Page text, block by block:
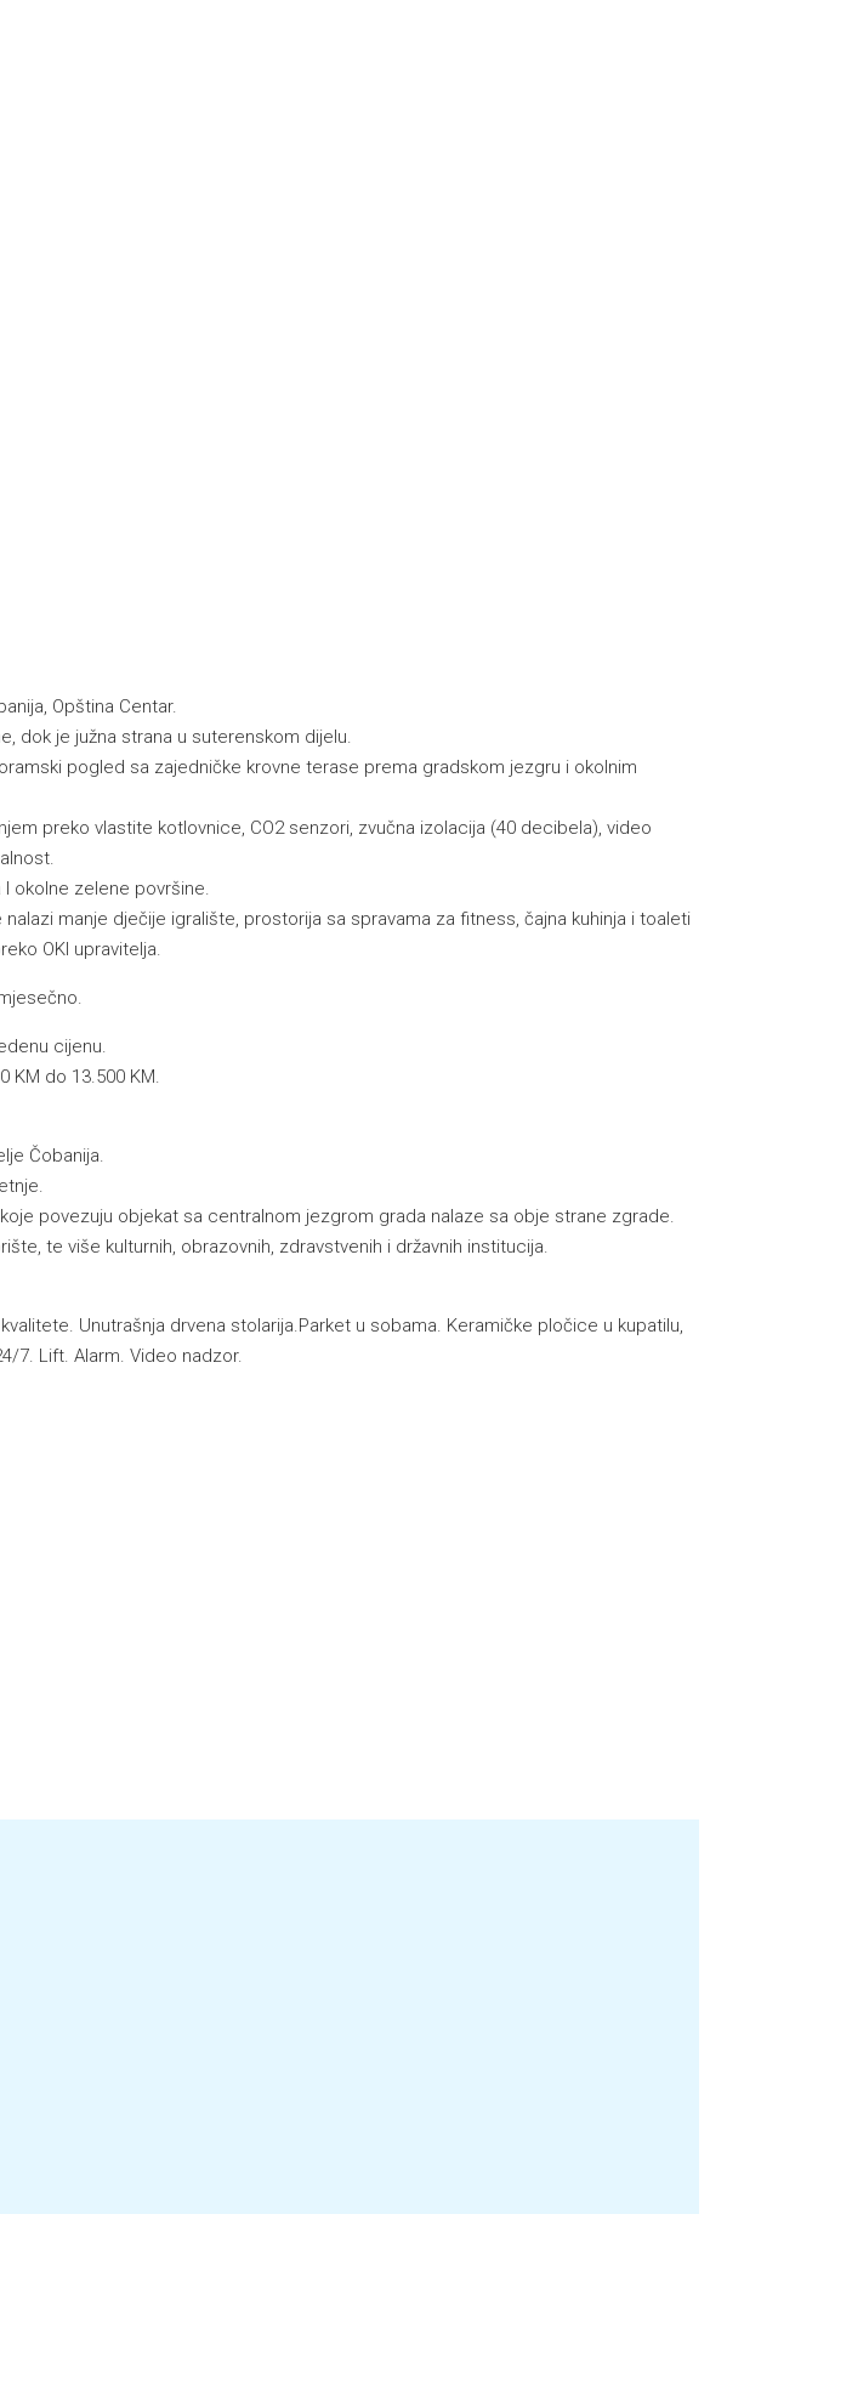
Opština Centar.
dok je južna strana u suterenskom dijelu.
pogled sa zajedničke krovne terase prema gradskom jezgru i okolnim
preko vlastite kotlovnice, CO2 senzori, zvučna izolacija (40 decibela), video
okolne zelene površine.
manje dječije igralište, prostorija sa spravama za fitness, čajna kuhinja i toaleti
OKI upravitelja.
cijenu.
KM do 13.500 KM.
Čobanija.
povezuju objekat sa centralnom jezgrom grada nalaze sa obje strane zgrade.
te više kulturnih, obrazovnih, zdravstvenih i državnih institucija.
Unutrašnja drvena stolarija.Parket u sobama. Keramičke pločice u kupatilu,
7. Lift. Alarm. Video nadzor.